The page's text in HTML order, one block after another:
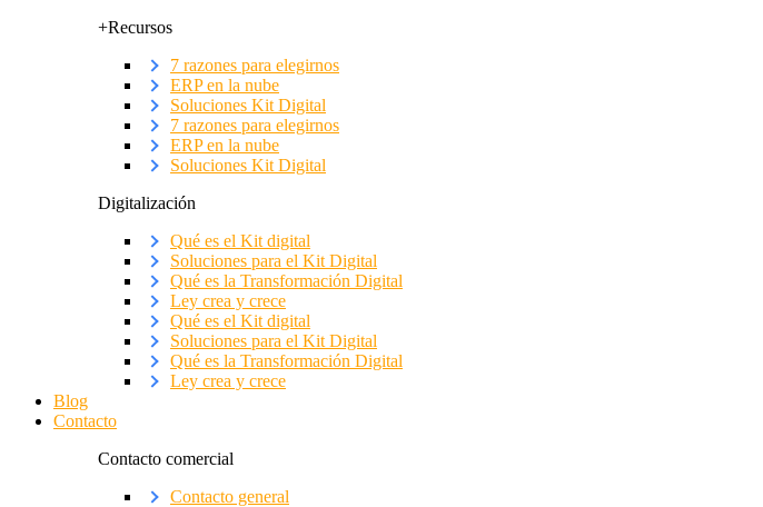
+Recursos
7 razones para elegirnos
ERP en la nube
Soluciones Kit Digital
7 razones para elegirnos
ERP en la nube
Soluciones Kit Digital
Digitalización
Qué es el Kit digital
Soluciones para el Kit Digital
Qué es la Transformación Digital
Ley crea y crece
Qué es el Kit digital
Soluciones para el Kit Digital
Qué es la Transformación Digital
Ley crea y crece
Blog
Contacto
Contacto comercial
Contacto general